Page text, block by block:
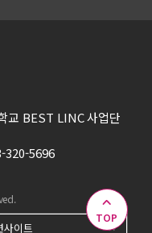
TOP
교 BEST LINC 사업단
320-5696
사이트